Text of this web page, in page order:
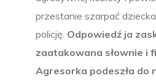
przestanie szarpać
policję. Odpowiedź ja
zaatakowana słownie i
Agresorka podeszła do